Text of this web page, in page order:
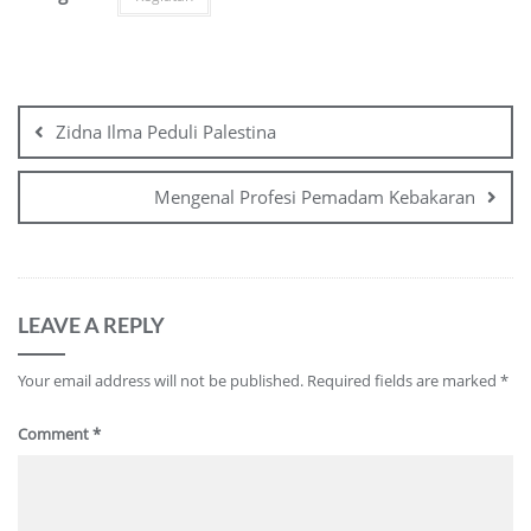
navigation
Zidna Ilma Peduli Palestina
Mengenal Profesi Pemadam Kebakaran
LEAVE A REPLY
Your email address will not be published. Required fields are marked *
Comment*